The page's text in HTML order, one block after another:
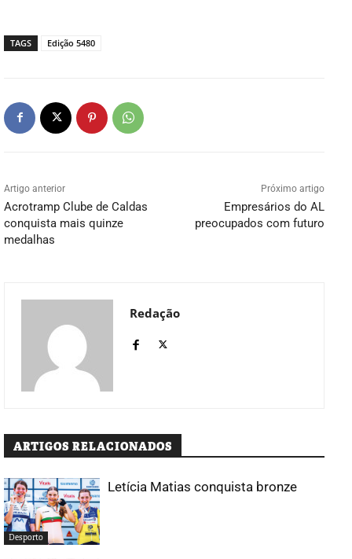
TAGS Edição 5480
Artigo anterior
Acrotramp Clube de Caldas
conquista mais quinze
medalhas
Próximo artigo
Empresários do AL
preocupados com futuro
Redação
ARTIGOS RELACIONADOS
Desporto
Letícia Matias conquista bronze